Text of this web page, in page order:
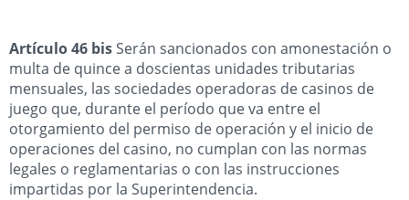
Artículo 46 bisSerán sancionados con amonestación o
multa de quince a doscientas unidades tributarias
mensuales, las sociedades operadoras de casinos de
juego que, durante el período que va entre el
otorgamiento del permiso de operación y el inicio de
operaciones del casino, no cumplan con las normas
legales o reglamentarias o con las instrucciones
impartidas por la Superintendencia.